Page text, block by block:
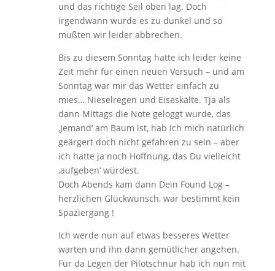
und das richtige Seil oben lag. Doch
irgendwann wurde es zu dunkel und so
mußten wir leider abbrechen.
Bis zu diesem Sonntag hatte ich leider keine
Zeit mehr für einen neuen Versuch – und am
Sonntag war mir das Wetter einfach zu
mies… Nieselregen und Eiseskälte. Tja als
dann Mittags die Note geloggt wurde, das
‚Jemand‘ am Baum ist, hab ich mich natürlich
geärgert doch nicht gefahren zu sein – aber
ich hatte ja noch Hoffnung, das Du vielleicht
‚aufgeben‘ würdest.
Doch Abends kam dann Dein Found Log –
herzlichen Glückwunsch, war bestimmt kein
Spaziergang !
Ich werde nun auf etwas besseres Wetter
warten und ihn dann gemütlicher angehen.
Für da Legen der Pilotschnur hab ich nun mit